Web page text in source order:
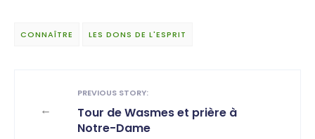
CONNAÎTRE LES DONS DE L'ESPRIT
←
PREVIOUS STORY:
Tour de Wasmes et prière à
Notre-Dame